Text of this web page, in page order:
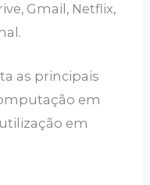
Gmail, Netflix,
as principais
em
em